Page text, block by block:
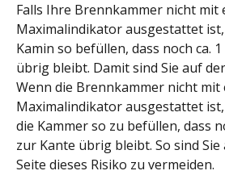
Falls Ihre Brennkammer nicht mit
Maximalindikator ausgestattet
Kamin so befüllen, dass noch ca.
übrig bleibt. Damit sind Sie auf
Wenn die Brennkammer nicht mit
Maximalindikator ausgestattet
die Kammer so zu befüllen, dass
zur Kante übrig bleibt. So sind
Seite dieses Risiko zu vermeiden.